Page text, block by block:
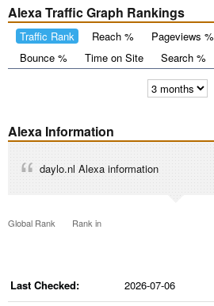
Alexa Traffic Graph Rankings
Traffic Rank Reach % Pageviews %
Bounce %
Time on Site Search %
Alexa Information
daylo.nl Alexa information
Global Rank Rank in
Last Checked: 2026-07-06